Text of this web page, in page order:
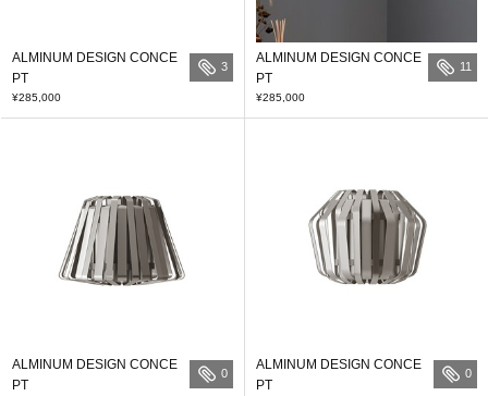
ALMINUM DESIGN CONCE
PT
¥285,000
3
ALMINUM DESIGN CONCE
PT
¥285,000
11
ALMINUM DESIGN CONCE
PT
0
ALMINUM DESIGN CONCE
PT
0